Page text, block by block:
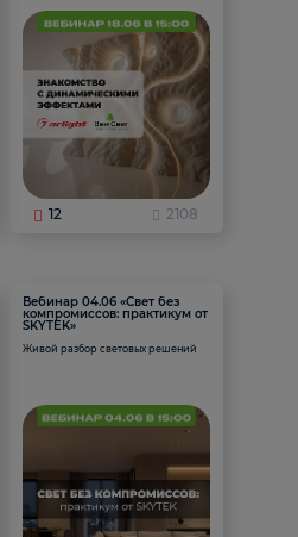
12 2108
Вебинар 04.06 «Свет без
компромиссов: практикум от
SKYTEK»
Живой разбор световых решений